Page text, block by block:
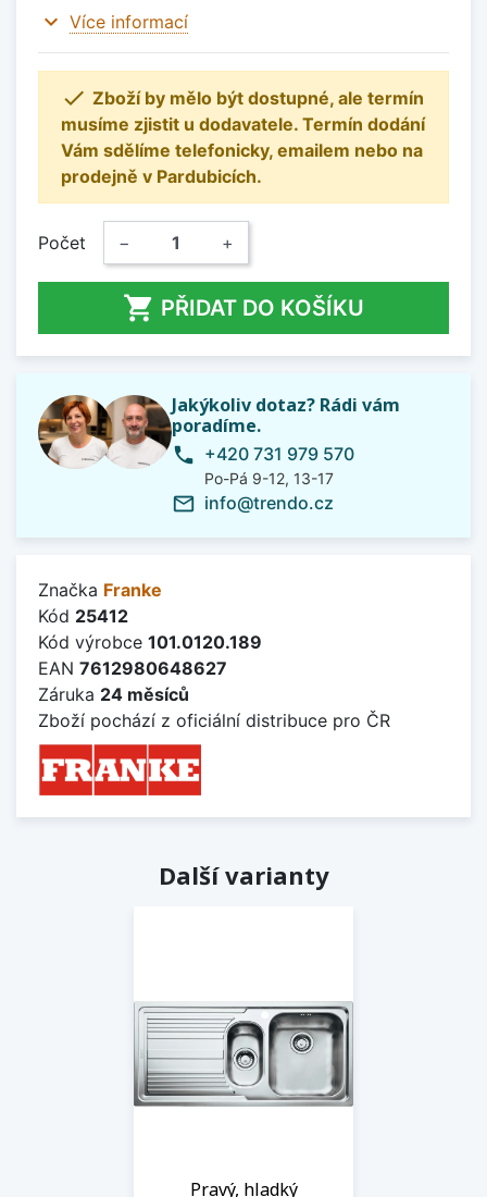
expand_more Více informací
 Zboží by mělo být dostupné, ale termín
musíme zjistit u dodavatele. Termín dodání
Vám sdělíme telefonicky, emailem nebo na
prodejně v Pardubicích.
Počet − +
 PŘIDAT DO KOŠÍKU
Jakýkoliv dotaz? Rádi vám
poradíme.
phone +420 731 979 570
Po-Pá 9-12, 13-17
mail_outline info@trendo.cz
Značka Franke
Kód 25412
Kód výrobce 101.0120.189
EAN 7612980648627
Záruka 24 měsíců
Zboží pochází z oficiální distribuce pro ČR
Další varianty
Pravý, hladký